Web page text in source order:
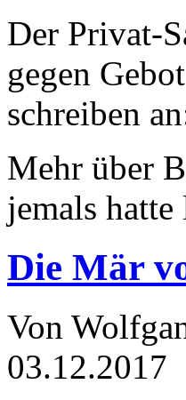
Der Privat-
gegen
schreiben
Mehr über
jemals hatte
Die Mär
Von
03.12.2017